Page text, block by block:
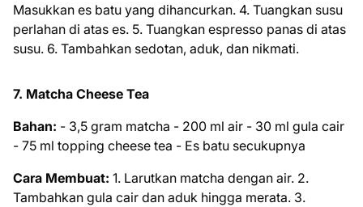
Masukkan es batu yang dihancurkan. 4. Tuangkan susu
perlahan di atas es. 5. Tuangkan espresso panas di atas
susu. 6. Tambahkan sedotan, aduk, dan nikmati.
7. Matcha Cheese Tea
Bahan: - 3,5 gram matcha - 200 ml air - 30 ml gula cair
- 75 ml topping cheese tea - Es batu secukupnya
Cara Membuat: 1. Larutkan matcha dengan air. 2.
Tambahkan gula cair dan aduk hingga merata. 3.